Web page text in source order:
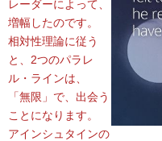
レーダーによって、
増幅したのです。
相対性理論に従う
と、2つのパラレ
ル・ラインは、
「無限」で、出会う
ことになります。
アインシュタインの